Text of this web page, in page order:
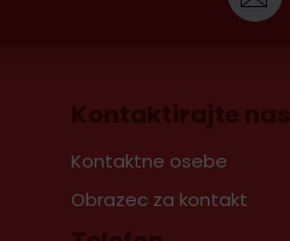
Kontaktirajte nas
Kontaktne osebe
Obrazec za kontakt